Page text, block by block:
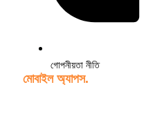
গোপনীয়তা নীতি
মোবাইল অ্যাপস.